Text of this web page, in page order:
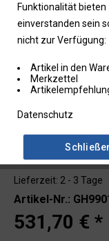
Lieferzeit: 2 - 3 Tage
Artikel-Nr.:
531,70 € *
Funktionalität bieten
einverstanden sein
nicht zur Verfügung:
Artikel in den
Merkzettel
Datenschutz